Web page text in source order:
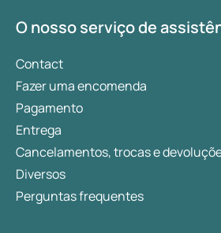
O nosso serviço de
Contact
Fazer uma encomenda
Pagamento
Entrega
Cancelamentos, trocas e
Diversos
Perguntas frequentes